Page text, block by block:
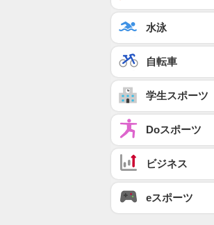
水泳
自転車
学生スポーツ
Doスポーツ
ビジネス
eスポーツ